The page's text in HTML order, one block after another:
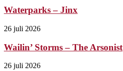
Waterparks – Jinx
26 juli 2026
Wailin’ Storms – The Arsonist
26 juli 2026